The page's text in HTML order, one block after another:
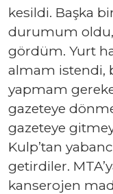
kesildi. Başka
durumum oldu,
gördüm. Yurt
almam istendi,
yapmam
gazeteye
gazeteye
Kulp’tan
getirdiler.
kanserojen